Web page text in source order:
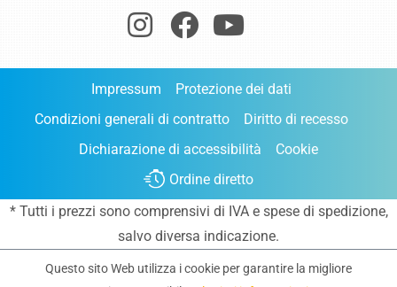
Impressum
Protezione dei dati
Condizioni generali di contratto
Diritto di recesso
Dichiarazione di accessibilità
Cookie
Ordine diretto
* Tutti i prezzi sono comprensivi di IVA e spese di spedizione,
salvo diversa indicazione.
Questo sito Web utilizza i cookie per garantire la migliore